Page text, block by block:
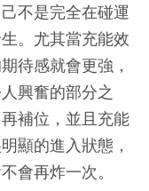
不是完全在碰運
。尤其當充能效
待感就會更強，
興奮的部分之
補位，並且充能
顯的進入狀態，
會再炸一次。